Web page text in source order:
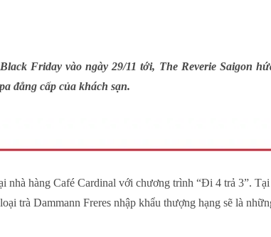
Friday vào ngày 29/11 tới, The Reverie Saigon
đẳng cấp của khách sạn.
nhà hàng Café Cardinal với chương trình “Đi 4 trả 3”.
trà Dammann Freres nhập khẩu thượng hạng sẽ là